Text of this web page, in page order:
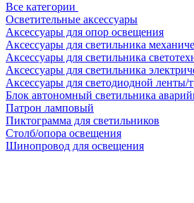
Все категории
Осветительные аксессуары
Аксессуары для опор освещения
Аксессуары для светильника
Аксессуары для светильника
Аксессуары для светильника
Аксессуары для светодиодной ленты/
Блок автономный светильника
Патрон ламповый
Пиктограмма для светильников
Столб/опора освещения
Шинопровод для освещения